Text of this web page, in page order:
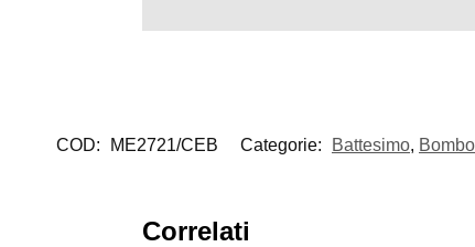
COD: ME2721/CEB Categorie: Battesimo,
Correlati